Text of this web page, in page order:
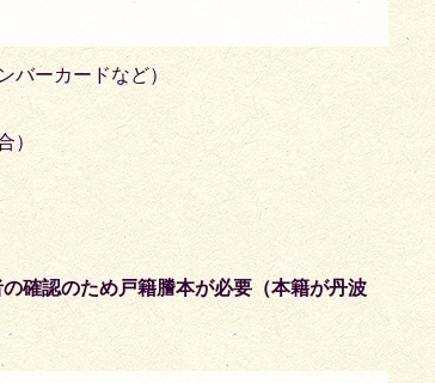
バーカードなど）
）
確認のため戸籍謄本が必要（本籍が丹波